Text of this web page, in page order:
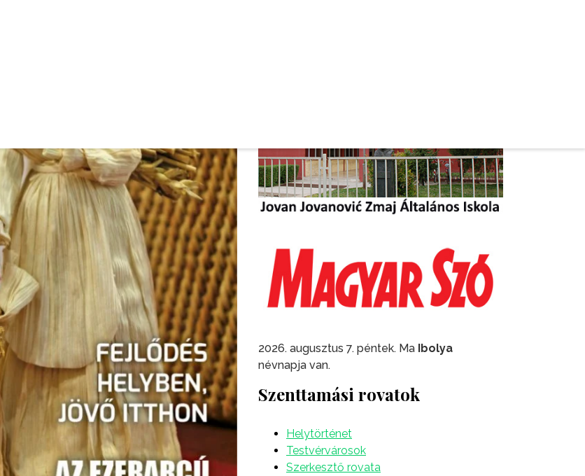
2026. augusztus 7. péntek. Ma Ibolya
névnapja van.
Szenttamási rovatok
Helytörténet
Testvérvárosok
Szerkesztő rovata